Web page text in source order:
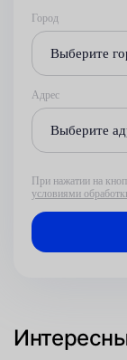
Город
Выберите
Адрес
Выберите
При нажатии на
условиями